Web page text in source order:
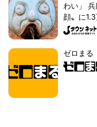
わい」
顔〟に
ゼロまる